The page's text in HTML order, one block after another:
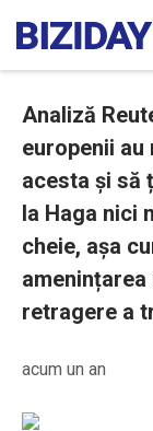
Analiză
europenii
acesta și să
la Haga nici
cheie, așa
retragere a
acum un an